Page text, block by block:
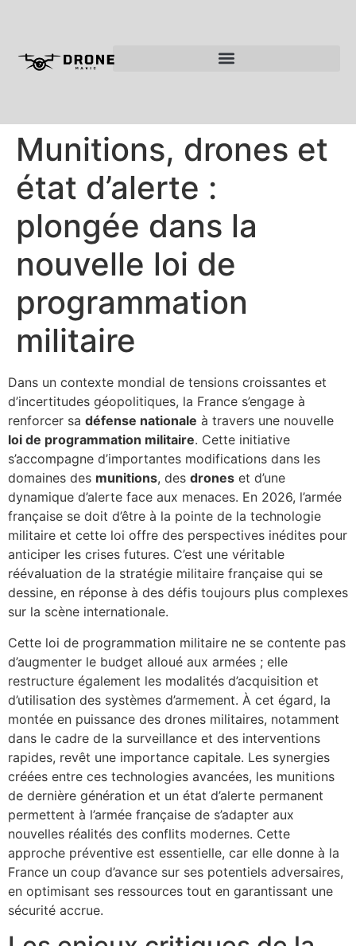
Munitions, drones et
état d’alerte :
plongée dans la
nouvelle loi de
programmation
militaire
Dans un contexte mondial de tensions croissantes et
d’incertitudes géopolitiques, la France s’engage à
renforcer sa défense nationale à travers une nouvelle
loi de programmation militaire. Cette initiative
s’accompagne d’importantes modifications dans les
domaines des munitions, des drones et d’une
dynamique d’alerte face aux menaces. En 2026, l’armée
française se doit d’être à la pointe de la technologie
militaire et cette loi offre des perspectives inédites pour
anticiper les crises futures. C’est une véritable
réévaluation de la stratégie militaire française qui se
dessine, en réponse à des défis toujours plus complexes
sur la scène internationale.
Cette loi de programmation militaire ne se contente pas
d’augmenter le budget alloué aux armées ; elle
restructure également les modalités d’acquisition et
d’utilisation des systèmes d’armement. À cet égard, la
montée en puissance des drones militaires, notamment
dans le cadre de la surveillance et des interventions
rapides, revêt une importance capitale. Les synergies
créées entre ces technologies avancées, les munitions
de dernière génération et un état d’alerte permanent
permettent à l’armée française de s’adapter aux
nouvelles réalités des conflits modernes. Cette
approche préventive est essentielle, car elle donne à la
France un coup d’avance sur ses potentiels adversaires,
en optimisant ses ressources tout en garantissant une
sécurité accrue.